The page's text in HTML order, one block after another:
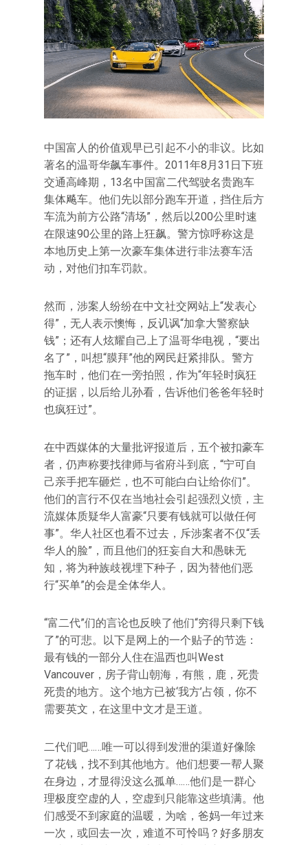
中国富人的价值观早已引起不小的非议。比如
著名的温哥华飙车事件。2011年8月31日下班
交通高峰期，13名中国富二代驾驶名贵跑车
集体飚车。他们先以部分跑车开道，挡住后方
车流为前方公路“清场”，然后以200公里时速
在限速90公里的路上狂飙。警方惊呼称这是
本地历史上第一次豪车集体进行非法赛车活
动，对他们扣车罚款。
然而，涉案人纷纷在中文社交网站上“发表心
得”，无人表示懊悔，反讥讽“加拿大警察缺
钱”；还有人炫耀自己上了温哥华电视，“要出
名了”，叫想“膜拜”他的网民赶紧排队。警方
拖车时，他们在一旁拍照，作为“年轻时疯狂
的证据，以后给儿孙看，告诉他们爸爸年轻时
也疯狂过”。
在中西媒体的大量批评报道后，五个被扣豪车
者，仍声称要找律师与省府斗到底，“宁可自
己亲手把车砸烂，也不可能白白让给你们”。
他们的言行不仅在当地社会引起强烈义愤，主
流媒体质疑华人富豪“只要有钱就可以做任何
事”。华人社区也看不过去，斥涉案者不仅“丢
华人的脸”，而且他们的狂妄自大和愚昧无
知，将为种族歧视埋下种子，因为替他们恶
行“买单”的会是全体华人。
“富二代”们的言论也反映了他们“穷得只剩下钱
了”的可悲。以下是网上的一个贴子的节选：
最有钱的一部分人住在温西也叫West
Vancouver，房子背山朝海，有熊，鹿，死贵
死贵的地方。这个地方已被‘我方’占领，你不
需要英文，在这里中文才是王道。
二代们吧……唯一可以得到发泄的渠道好像除
了花钱，找不到其他地方。他们想要一帮人聚
在身边，才显得没这么孤单……他们是一群心
理极度空虚的人，空虚到只能靠这些填满。他
们感受不到家庭的温暖，为啥，爸妈一年过来
一次，或回去一次，难道不可怜吗？好多朋友